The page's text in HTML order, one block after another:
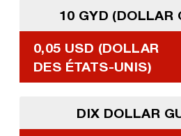
10 GYD (DOLLAR
0,05 USD (DOLLAR
DES ÉTATS-UNIS)
DIX DOLLAR